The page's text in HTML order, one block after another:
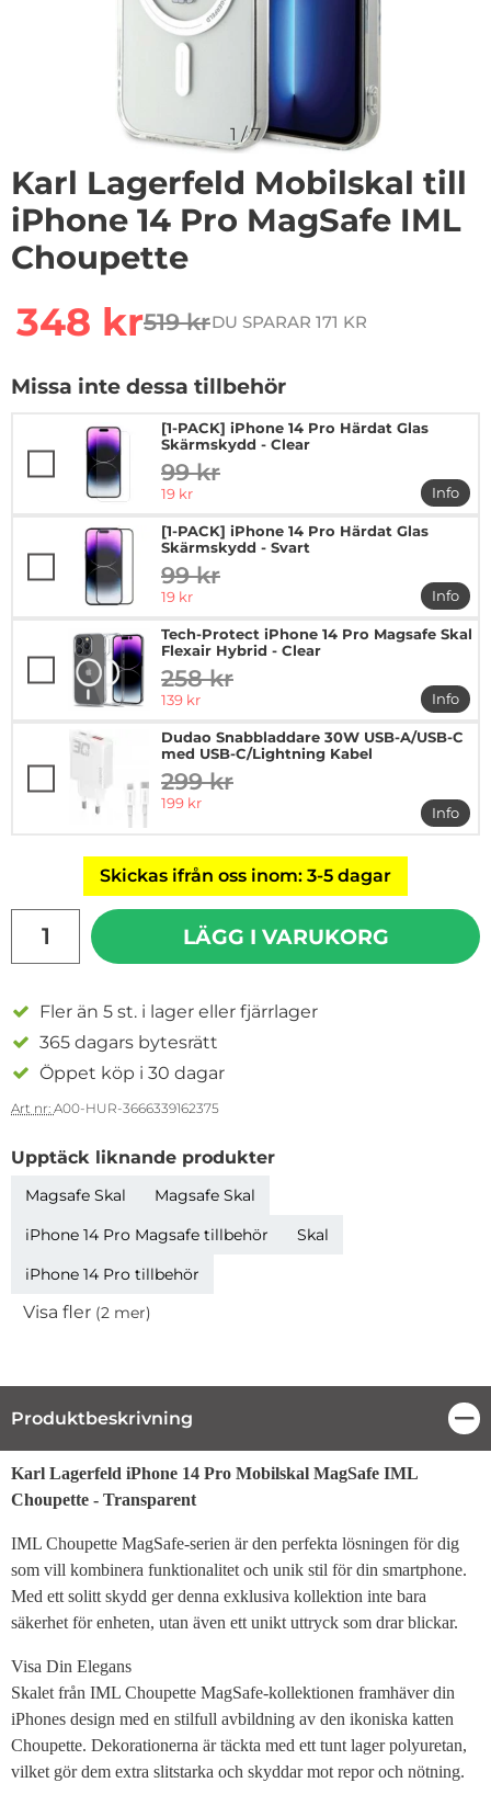
1 /7
Karl Lagerfeld Mobilskal till
iPhone 14 Pro MagSafe IML
Choupette
rea pris
348 krtidigare pris
519 krDU SPARAR 171 KR
Missa inte dessa tillbehör
[1-PACK] iPhone 14 Pro Härdat Glas
Skärmskydd - Clear
tidigare pris
99 kr
rea pris
19 kr
Info
mer
[1-PACK] iPhone 14 Pro Härdat Glas
Skärmskydd - Svart
tidigare pris
99 kr
rea pris
19 kr
Info
mer
Tech-Protect iPhone 14 Pro Magsafe Skal
Flexair Hybrid - Clear
tidigare pris
258 kr
rea pris
139 kr
Info
mer
Dudao Snabbladdare 30W USB-A/USB-C
med USB-C/Lightning Kabel
tidigare pris
299 kr
rea pris
199 kr
Info
mer
Skickas ifrån oss inom: 3-5 dagar
LÄGG I VARUKORG
Fler än 5 st. i lager eller fjärrlager
365 dagars bytesrätt
Öppet köp i 30 dagar
Art nr: A00-HUR-3666339162375
Upptäck liknande produkter
Magsafe Skal
Magsafe Skal
iPhone 14 Pro Magsafe tillbehör
Skal
iPhone 14 Pro tillbehör
Visa fler (2 mer)
Produktbeskrivning
Produktbeskrivning
Karl Lagerfeld iPhone 14 Pro Mobilskal MagSafe IML
Choupette - Transparent
IML Choupette MagSafe-serien är den perfekta lösningen för dig
som vill kombinera funktionalitet och unik stil för din smartphone.
Med ett solitt skydd ger denna exklusiva kollektion inte bara
säkerhet för enheten, utan även ett unikt uttryck som drar blickar.
Visa Din Elegans
Skalet från IML Choupette MagSafe-kollektionen framhäver din
iPhones design med en stilfull avbildning av den ikoniska katten
Choupette. Dekorationerna är täckta med ett tunt lager polyuretan,
vilket gör dem extra slitstarka och skyddar mot repor och nötning.